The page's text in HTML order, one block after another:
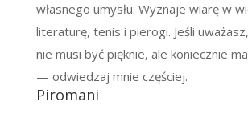
własnego umysłu. Wyznaje wiarę w
literaturę, tenis i pierogi. Jeśli
nie musi być pięknie, ale koniecznie
— odwiedzaj mnie częściej.
Piromani